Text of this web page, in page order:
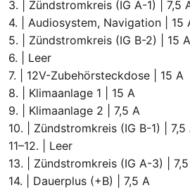
3. | Zündstromkreis (IG A-1) | 7,5
4. | Audiosystem, Navigation | 15
5. | Zündstromkreis (IG B-2) | 15 A
6. | Leer
7. | 12V-Zubehörsteckdose | 15 A
8. | Klimaanlage 1 | 15 A
9. | Klimaanlage 2 | 7,5 A
10. | Zündstromkreis (IG B-1) | 7,5
11–12. | Leer
13. | Zündstromkreis (IG A-3) |
14. | Dauerplus (+B) | 7,5 A